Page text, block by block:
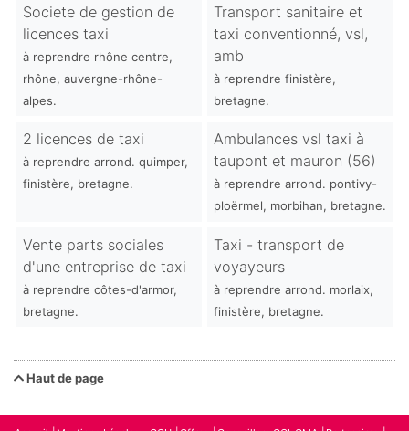
Societe de gestion de
licences taxi
à reprendre rhône centre,
rhône, auvergne-rhône-
alpes.
Transport sanitaire et
taxi conventionné, vsl,
amb
à reprendre finistère,
bretagne.
2 licences de taxi
à reprendre arrond. quimper,
finistère, bretagne.
Ambulances vsl taxi à
taupont et mauron (56)
à reprendre arrond. pontivy-
ploërmel, morbihan, bretagne.
Vente parts sociales
d'une entreprise de taxi
à reprendre côtes-d'armor,
bretagne.
Taxi - transport de
voyayeurs
à reprendre arrond. morlaix,
finistère, bretagne.
Haut de page